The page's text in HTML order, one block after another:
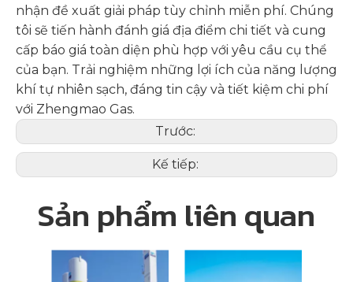
nhận đề xuất giải pháp tùy chỉnh miễn phí. Chúng
tôi sẽ tiến hành đánh giá địa điểm chi tiết và cung
cấp báo giá toàn diện phù hợp với yêu cầu cụ thể
của bạn. Trải nghiệm những lợi ích của năng lượng
khí tự nhiên sạch, đáng tin cậy và tiết kiệm chi phí
với Zhengmao Gas.
Trước:
Kế tiếp:
Sản phẩm liên quan